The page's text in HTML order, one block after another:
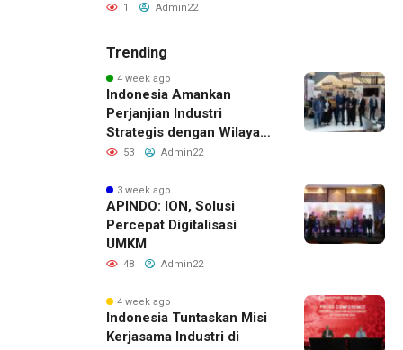
1 Admin22
Trending
4 week ago
Indonesia Amankan
Perjanjian Industri
Strategis dengan Wilayah
Sverdlovsk, Rusia untuk
53 Admin22
3 week ago
APINDO: ION, Solusi
Percepat Digitalisasi
UMKM
48 Admin22
4 week ago
Indonesia Tuntaskan Misi
Kerjasama Industri di